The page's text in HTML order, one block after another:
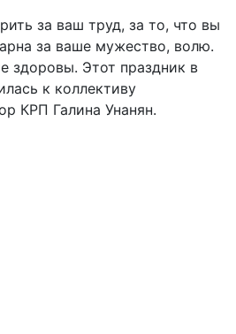
за ваш труд, за то, что вы
за ваше мужество, волю.
здоровы. Этот праздник в
к коллективу
КРП Галина Унанян.